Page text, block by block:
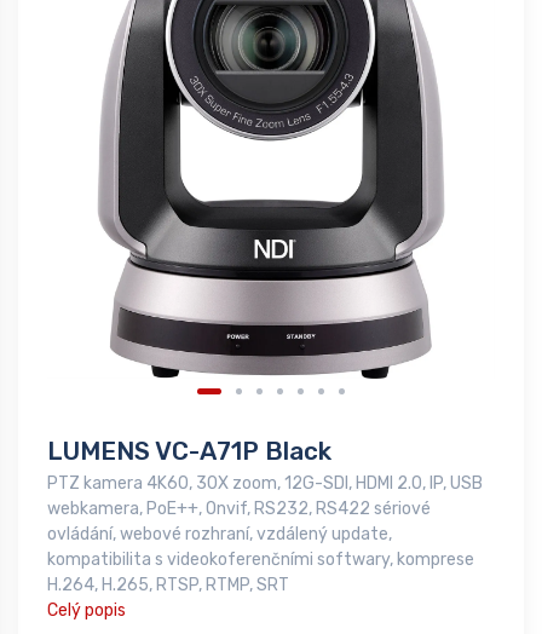
LUMENS VC-A71P Black
PTZ kamera 4K60, 30X zoom, 12G-SDI, HDMI 2.0, IP, USB
webkamera, PoE++, Onvif, RS232, RS422 sériové
ovládání, webové rozhraní, vzdálený update,
kompatibilita s videokoferenčními softwary, komprese
H.264, H.265, RTSP, RTMP, SRT
Celý popis